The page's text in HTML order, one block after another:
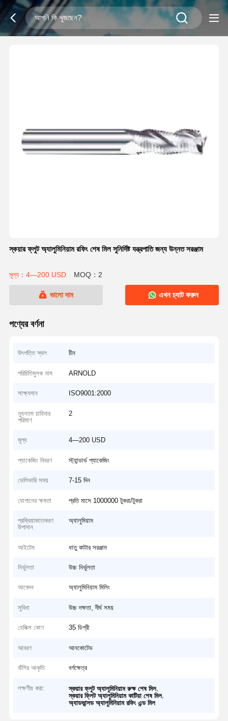
স্কয়ার ফ্লুট অ্যালুমিনিয়াম রফিং শেষ মিল সুনির্দিষ্ট যন্ত্রপাতি জন্য উন্নত সরঞ্জাম
মূল্য：4—200 USD MOQ：2
ভালো দাম এখন চ্যাট করুন
পণ্যের বর্ণনা
উৎপত্তি স্থল চীন
পরিচিতিমুলক নাম ARNOLD
সাক্ষ্যদান ISO9001:2000
ন্যূনতম চাহিদার
পরিমাণ
2
মূল্য 4—200 USD
প্যাকেজিং বিবরণ স্ট্যান্ডার্ড প্যাকেজিং
ডেলিভারি সময় 7-15 দিন
যোগানের ক্ষমতা প্রতি মাসে 1000000 টুকরা/টুকরা
প্রক্রিয়াজাতকরণ
উপাদান
অ্যালুমিয়াম
আইটেম ধাতু কাটার সরঞ্জাম
নির্ভুলতা উচ্চ নির্ভুলতা
আবেদন অ্যালুমিনিয়াম মিলিং
সুবিধা উচ্চ দক্ষতা, দীর্ঘ সময়
হেলিক্স কোণ 35 ডিগ্রী
আবরণ আনকোটেড
বাঁশির আকৃতি বর্গক্ষেত্র
লক্ষণীয় করা: স্কয়ার ফ্লুট অ্যালুমিনিয়াম রুক্ষ শেষ মিল,
স্কয়ার ফ্লিট অ্যালুমিনিয়াম কাটিয়া শেষ মিল,
অ্যাডভান্সড অ্যালুমিনিয়াম রফিং এন্ড মিল